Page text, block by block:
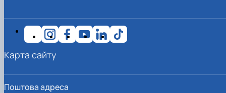
Поштова адреса
Карта сайту